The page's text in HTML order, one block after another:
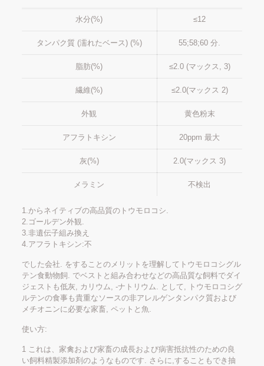
水分(%) ≤12
タンパク質 (濡れたベース) (%) 55;58;60 分.
脂肪(%) ≤2.0 (マックス, 3)
繊維(%) ≤2.0(マックス 2)
外観 黄色粉末
アフラトキシン 20ppm 最大
灰(%) 2.0(マックス 3)
メラミン 不検出
1.からネイティブの高品質のトウモロコシ.
2.ゴールデン外観.
3.非遺伝子組み換え
4.アフラトキシン:不
でした会社. をすることのメリットを理解してトウモロコシグル
テン食動物飼. でベストと組み合わせなどの高品質な飼料でダイ
ジェストも低灰, カリウム, -ナトリウム. として, トウモロコシグ
ルテンの食事も貴重なソースの非アレルゲンタンパク質および
メチオニンに必要な家畜, ペットと魚.
使い方:
1 これは、家禽および家畜の成長および病害抵抗性のための良
い飼料精製添加剤のようなものです. さらに,することもでき抽